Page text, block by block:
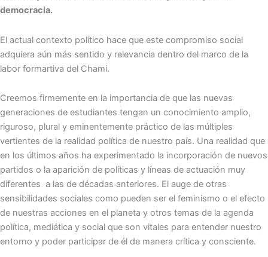
democracia.
El actual contexto político hace que este compromiso social
adquiera aún más sentido y relevancia dentro del marco de la
labor formartiva del Chami.
Creemos firmemente en la importancia de que las nuevas
generaciones de estudiantes tengan un conocimiento amplio,
riguroso, plural y eminentemente práctico de las múltiples
vertientes de la realidad política de nuestro país. Una realidad que
en los últimos años ha experimentado la incorporación de nuevos
partidos o la aparición de políticas y líneas de actuación muy
diferentes a las de décadas anteriores. El auge de otras
sensibilidades sociales como pueden ser el feminismo o el efecto
de nuestras acciones en el planeta y otros temas de la agenda
política, mediática y social que son vitales para entender nuestro
entorno y poder participar de él de manera crítica y consciente.